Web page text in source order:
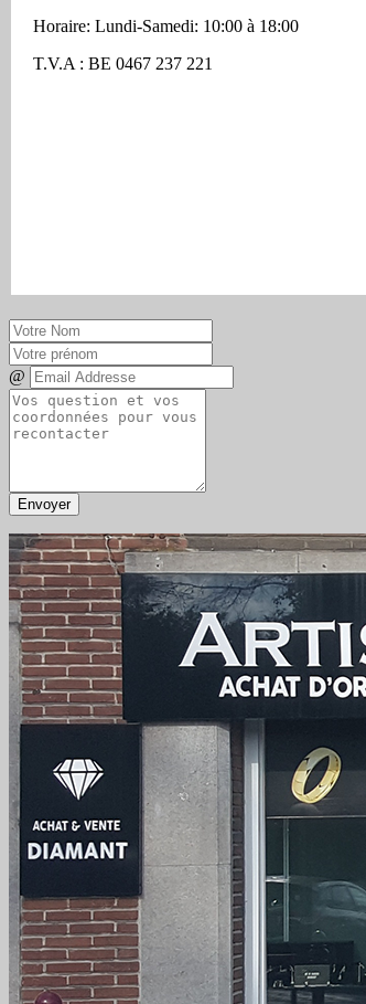
Horaire: Lundi-Samedi: 10:00 à 18:00
T.V.A : BE 0467 237 221
@
Envoyer